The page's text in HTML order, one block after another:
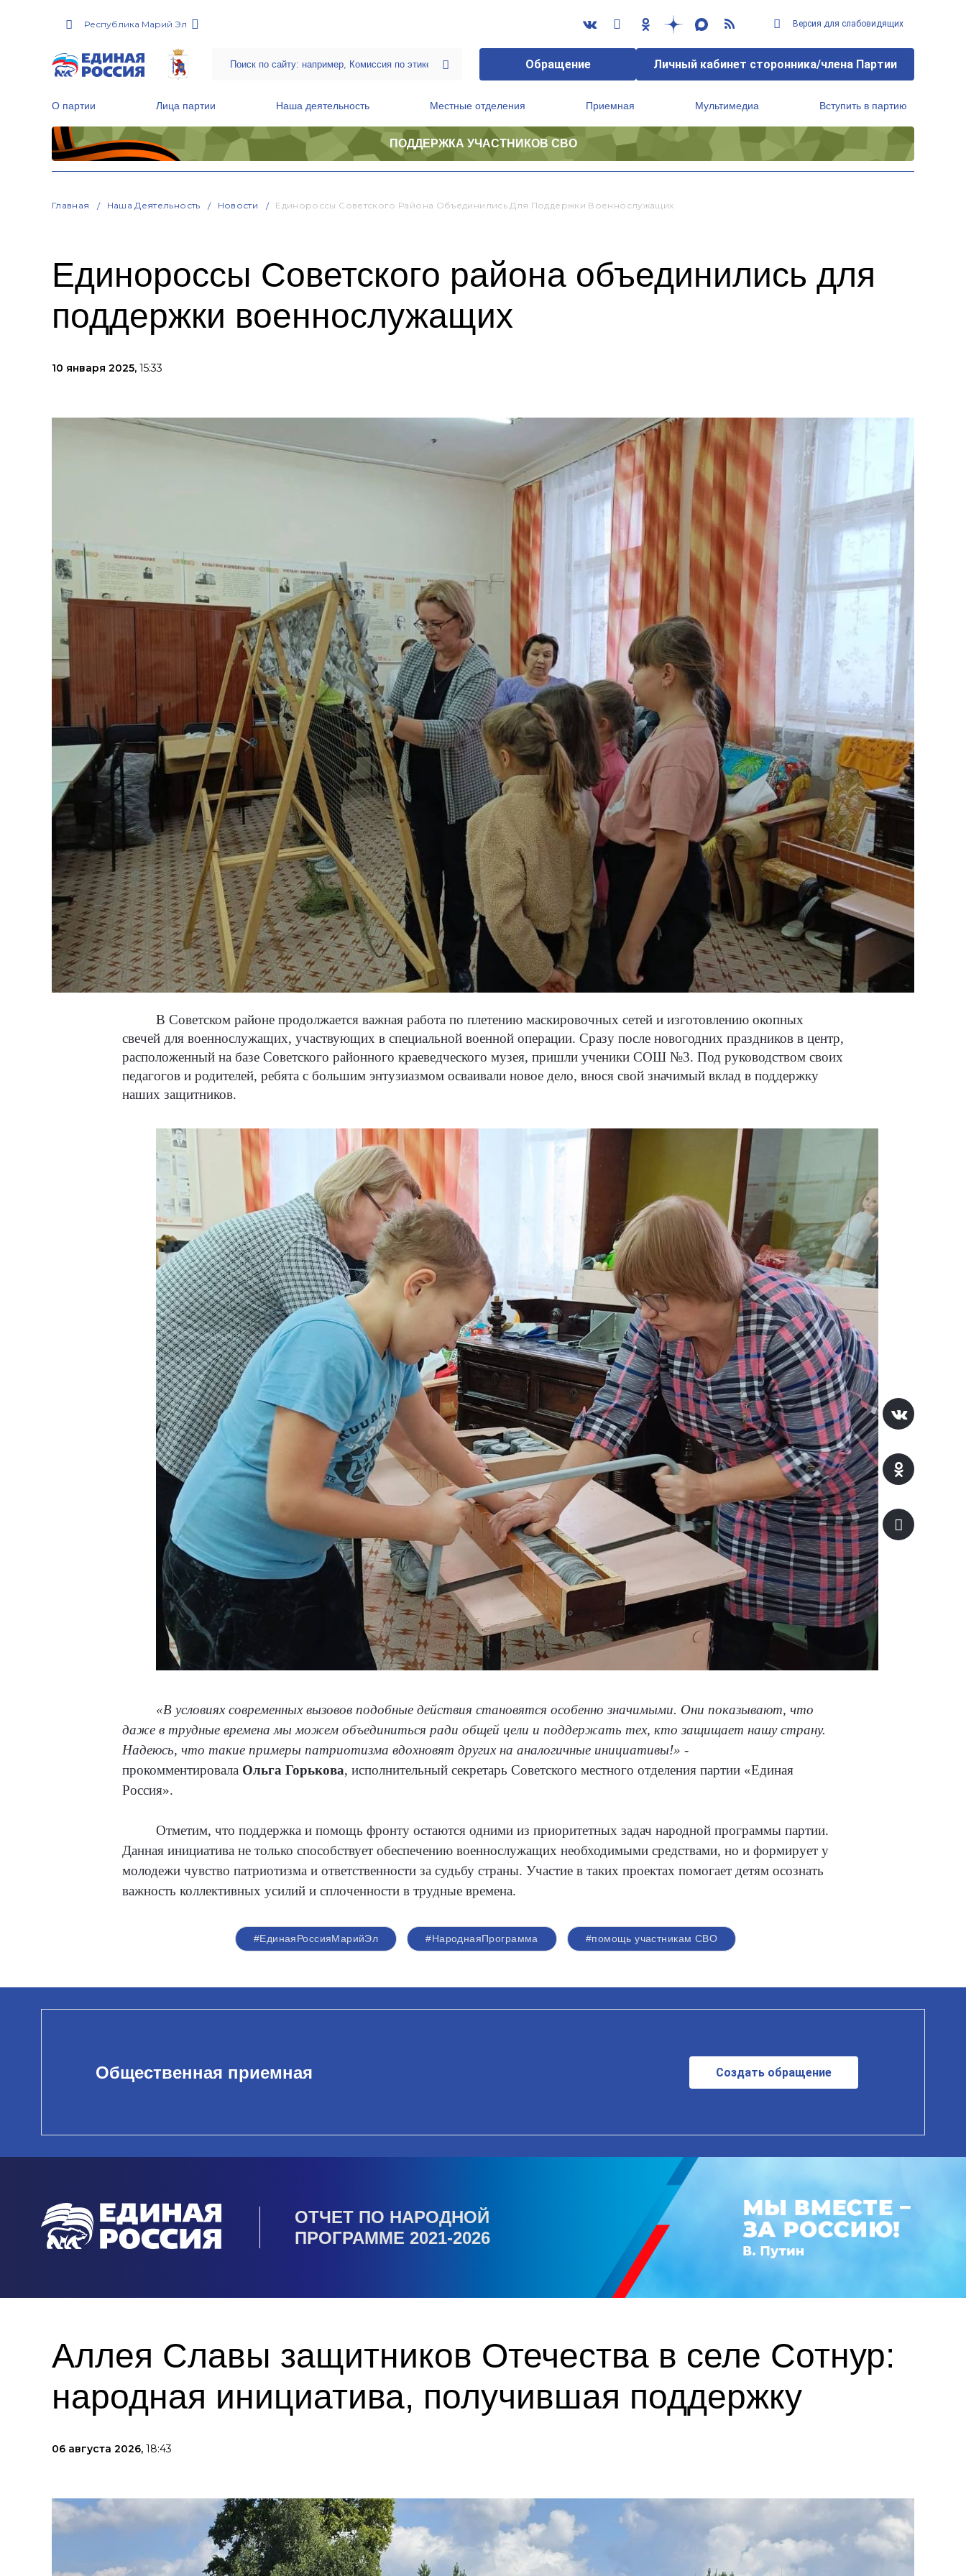
Республика Марий Эл Версия для слабовидящих
Обращение Личный кабинет сторонника/члена Партии
О партии Лица партии Наша деятельность Местные отделения Приемная Мультимедиа Вступить в партию
ПОДДЕРЖКА УЧАСТНИКОВ СВО
Главная Наша Деятельность Новости Единороссы Советского Района Объединились Для Поддержки Военнослужащих
Единороссы Советского района объединились для
поддержки военнослужащих
10 января 2025, 15:33
В Советском районе продолжается важная работа по плетению маскировочных сетей и изготовлению окопных
свечей для военнослужащих, участвующих в специальной военной операции. Сразу после новогодних праздников в центр,
расположенный на базе Советского районного краеведческого музея, пришли ученики СОШ №3. Под руководством своих
педагогов и родителей, ребята с большим энтузиазмом осваивали новое дело, внося свой значимый вклад в поддержку
наших защитников.
«В условиях современных вызовов подобные действия становятся особенно значимыми. Они показывают, что
даже в трудные времена мы можем объединиться ради общей цели и поддержать тех, кто защищает нашу страну.
Надеюсь, что такие примеры патриотизма вдохновят других на аналогичные инициативы!» -
прокомментировала Ольга Горькова, исполнительный секретарь Советского местного отделения партии «Единая
Россия».
Отметим, что поддержка и помощь фронту остаются одними из приоритетных задач народной программы партии.
Данная инициатива не только способствует обеспечению военнослужащих необходимыми средствами, но и формирует у
молодежи чувство патриотизма и ответственности за судьбу страны. Участие в таких проектах помогает детям осознать
важность коллективных усилий и сплоченности в трудные времена.
#ЕдинаяРоссияМарийЭл #НароднаяПрограмма #помощь участникам СВО
Общественная приемная Создать обращение
ОТЧЕТ ПО НАРОДНОЙ
ПРОГРАММЕ 2021-2026
Аллея Славы защитников Отечества в селе Сотнур:
народная инициатива, получившая поддержку
06 августа 2026, 18:43